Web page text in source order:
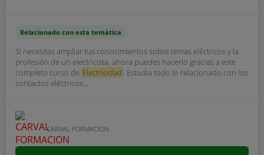
Relacionado con esta temática
Si necesitas ampliar tus conocimientos sobre temas eléctricos y la
profesión de un electricista, ahora puedes hacerlo gracias a este
completo curso de Electricidad . Estudia todo lo relacionado con los
contactos eléctricos...
CARVAL FORMACION